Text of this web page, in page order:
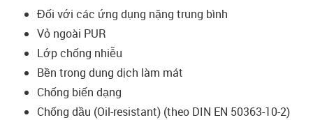
Đối với các ứng dụng nặng trung bình
Vỏ ngoài PUR
Lớp chống nhiễu
Bền trong dung dịch làm mát
Chống biến dạng
Chống dầu (Oil-resistant) (theo DIN EN 50363-10-2)